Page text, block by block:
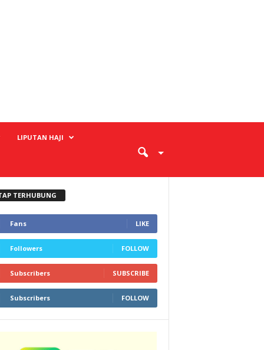
LIPUTAN HAJI
TERHUBUNG
Fans LIKE
Followers FOLLOW
Subscribers SUBSCRIBE
Subscribers FOLLOW